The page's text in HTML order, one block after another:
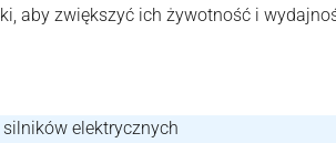
aby zwiększyć ich żywotność i
elektrycznych